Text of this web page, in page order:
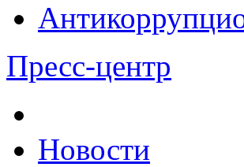
Пресс-центр
Новости